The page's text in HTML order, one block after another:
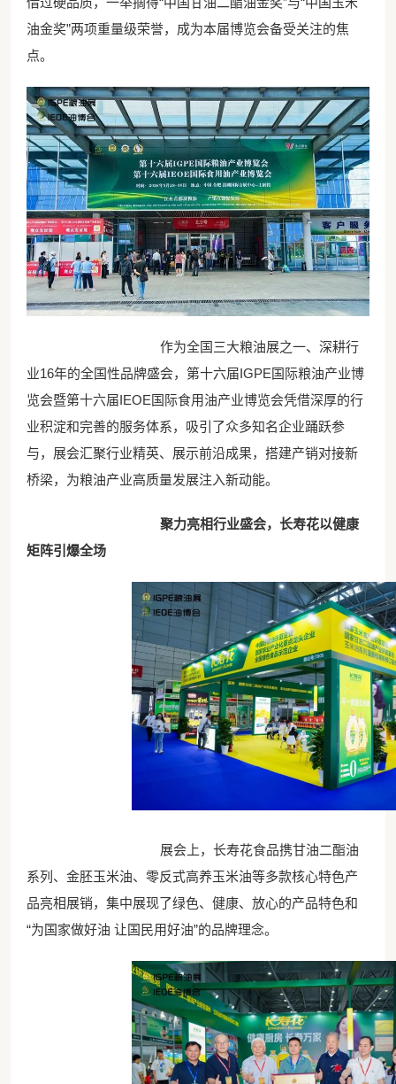
油金奖”两项重量级荣誉，成为本届博览会备受关注的焦
点。
作为全国三大粮油展之一、深耕行
业16年的全国性品牌盛会，第十六届IGPE国际粮油产业博
览会暨第十六届IEOE国际食用油产业博览会凭借深厚的行
业积淀和完善的服务体系，吸引了众多知名企业踊跃参
与，展会汇聚行业精英、展示前沿成果，搭建产销对接新
桥梁，为粮油产业高质量发展注入新动能。
聚力亮相行业盛会， 长寿花以健康
矩阵引爆全场
展会上，长寿花食品携甘油二酯油
系列、金胚玉米油、零反式高养玉米油等多款核心特色产
品亮相展销，集中展现了绿色、健康、放心的产品特色和
“为国家做好油 让国民用好油”的品牌理念。